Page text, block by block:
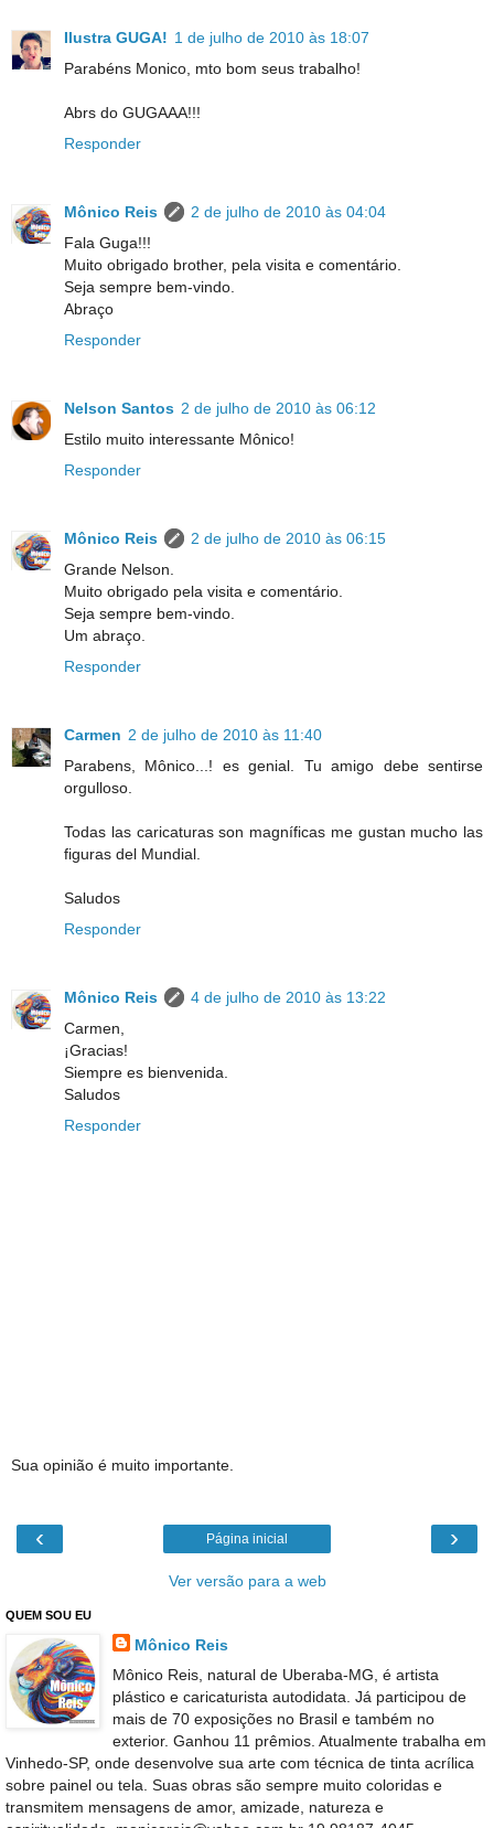
Ilustra GUGA! 1 de julho de 2010 às 18:07
Parabéns Monico, mto bom seus trabalho!
Abrs do GUGAAA!!!
Responder
Mônico Reis
2 de julho de 2010 às 04:04
Fala Guga!!!
Muito obrigado brother, pela visita e comentário.
Seja sempre bem-vindo.
Abraço
Responder
Nelson Santos 2 de julho de 2010 às 06:12
Estilo muito interessante Mônico!
Responder
Mônico Reis
2 de julho de 2010 às 06:15
Grande Nelson.
Muito obrigado pela visita e comentário.
Seja sempre bem-vindo.
Um abraço.
Responder
Carmen 2 de julho de 2010 às 11:40
Parabens, Mônico...! es genial. Tu amigo debe sentirse
orgulloso.
Todas las caricaturas son magníficas me gustan mucho las
figuras del Mundial.
Saludos
Responder
Mônico Reis
4 de julho de 2010 às 13:22
Carmen,
¡Gracias!
Siempre es bienvenida.
Saludos
Responder
Sua opinião é muito importante.
‹ ›
Página inicial
Ver versão para a web
QUEM SOU EU
Mônico Reis
Mônico Reis, natural de Uberaba-MG, é artista
plástico e caricaturista autodidata. Já participou de
mais de 70 exposições no Brasil e também no
exterior. Ganhou 11 prêmios. Atualmente trabalha em
Vinhedo-SP, onde desenvolve sua arte com técnica de tinta acrílica
sobre painel ou tela. Suas obras são sempre muito coloridas e
transmitem mensagens de amor, amizade, natureza e